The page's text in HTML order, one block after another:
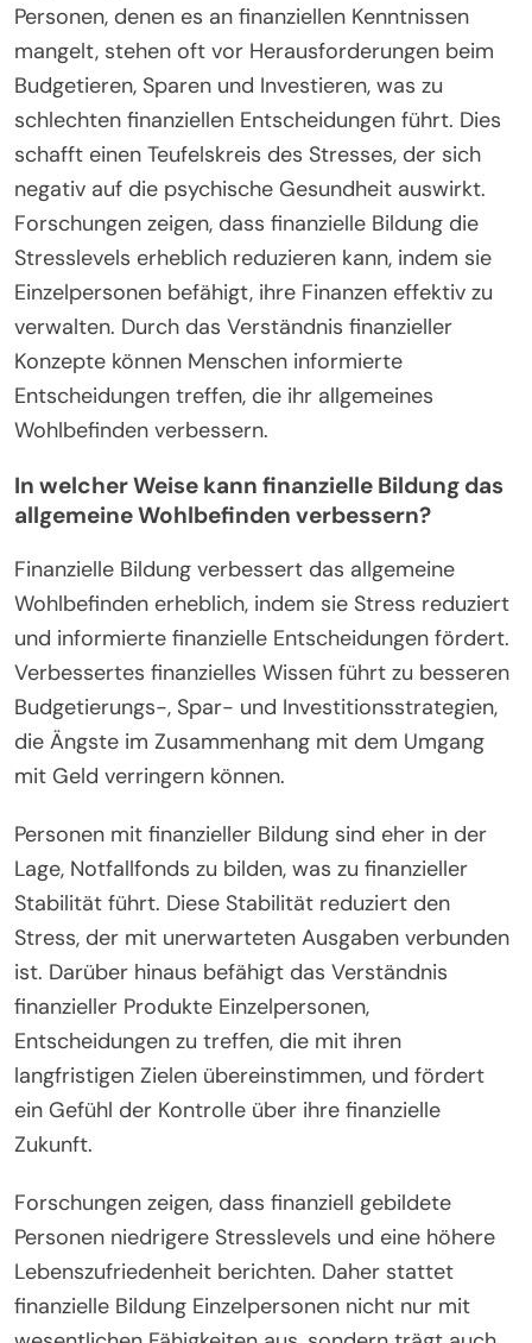
Personen, denen es an finanziellen Kenntnissen
mangelt, stehen oft vor Herausforderungen beim
Budgetieren, Sparen und Investieren, was zu
schlechten finanziellen Entscheidungen führt. Dies
schafft einen Teufelskreis des Stresses, der sich
negativ auf die psychische Gesundheit auswirkt.
Forschungen zeigen, dass finanzielle Bildung die
Stresslevels erheblich reduzieren kann, indem sie
Einzelpersonen befähigt, ihre Finanzen effektiv zu
verwalten. Durch das Verständnis finanzieller
Konzepte können Menschen informierte
Entscheidungen treffen, die ihr allgemeines
Wohlbefinden verbessern.
In welcher Weise kann finanzielle Bildung das
allgemeine Wohlbefinden verbessern?
Finanzielle Bildung verbessert das allgemeine
Wohlbefinden erheblich, indem sie Stress reduziert
und informierte finanzielle Entscheidungen fördert.
Verbessertes finanzielles Wissen führt zu besseren
Budgetierungs-, Spar- und Investitionsstrategien,
die Ängste im Zusammenhang mit dem Umgang
mit Geld verringern können.
Personen mit finanzieller Bildung sind eher in der
Lage, Notfallfonds zu bilden, was zu finanzieller
Stabilität führt. Diese Stabilität reduziert den
Stress, der mit unerwarteten Ausgaben verbunden
ist. Darüber hinaus befähigt das Verständnis
finanzieller Produkte Einzelpersonen,
Entscheidungen zu treffen, die mit ihren
langfristigen Zielen übereinstimmen, und fördert
ein Gefühl der Kontrolle über ihre finanzielle
Zukunft.
Forschungen zeigen, dass finanziell gebildete
Personen niedrigere Stresslevels und eine höhere
Lebenszufriedenheit berichten. Daher stattet
finanzielle Bildung Einzelpersonen nicht nur mit